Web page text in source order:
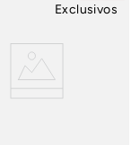
Exclusivos